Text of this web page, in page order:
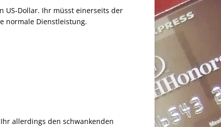
US-Dollar. Ihr müsst einerseits der
normale Dienstleistung.
allerdings den schwankenden